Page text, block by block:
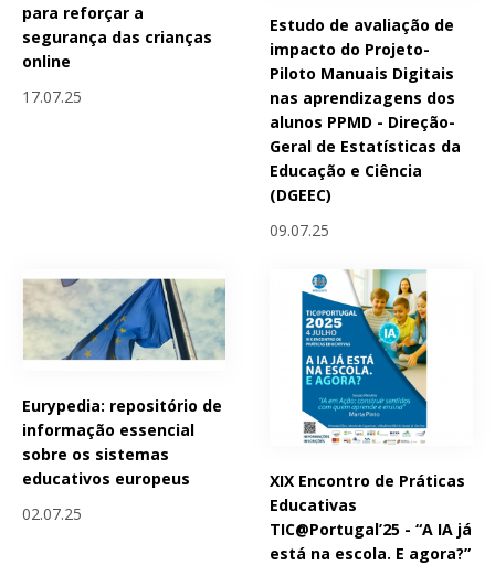
para reforçar a
segurança das crianças
online
17.07.25
Estudo de avaliação de
impacto do Projeto-
Piloto Manuais Digitais
nas aprendizagens dos
alunos PPMD - Direção-
Geral de Estatísticas da
Educação e Ciência
(DGEEC)
09.07.25
Eurypedia: repositório de
informação essencial
sobre os sistemas
educativos europeus
02.07.25
XIX Encontro de Práticas
Educativas
TIC@Portugal’25 - “A IA já
está na escola. E agora?”